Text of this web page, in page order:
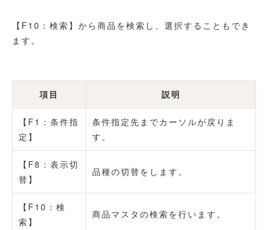
【F10：検索】から商品を検索し、選択することもでき
ます。
項目 説明
【F1：条件指
定】
条件指定先までカーソルが戻りま
す。
【F8：表示切
替】
品種の切替をします。
【F10：検
索】
商品マスタの検索を行います。